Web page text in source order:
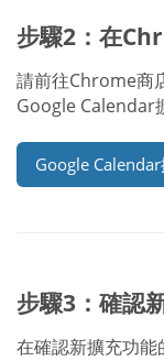
步驟2：在
請前往Chrome商
Google Calendar
Google
步驟3：確認
在確認新擴充功